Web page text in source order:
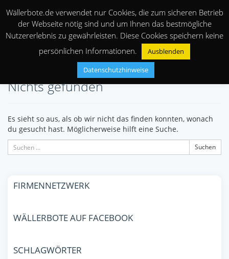
Nichts gefunden
Es sieht so aus, als ob wir nicht das finden konnten, wonach
du gesucht hast. Möglicherweise hilft eine Suche.
Suchen
FIRMENNETZWERK
WÄLLERBOTE AUF FACEBOOK
SCHLAGWÖRTER
Wällerbote.de verwendet nur Cookies, die zum sicheren Betrieb
der Webseite nötig sind und um Ihnen das bestmögliche
Nutzererlebnis zu gewährleisten. Diese Cookies speichern keine
persönlichen Informationen.
Ausblenden
Datenschutzhinweise